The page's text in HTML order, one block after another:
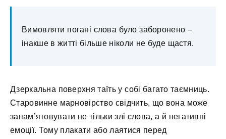
Вимовляти погані слова було заборонено –
інакше в житті більше ніколи не буде щастя.
Дзеркальна поверхня таїть у собі багато таємниць.
Старовинне марновірство свідчить, що вона може
запам’ятовувати не тільки злі слова, а й негативні
емоції. Тому плакати або лаятися перед